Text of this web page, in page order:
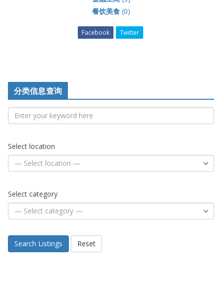
餐饮美食(0)
Facebook Twitter
分类信息查询
Select location
Select category
Search Listings Reset